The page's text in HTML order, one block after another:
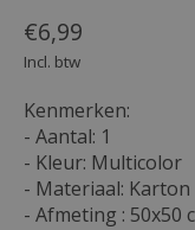
€6,99
Incl. btw
Kenmerken:
- Aantal: 1
- Kleur: Multicolor
- Materiaal: Karton
- Afmeting : 50x50